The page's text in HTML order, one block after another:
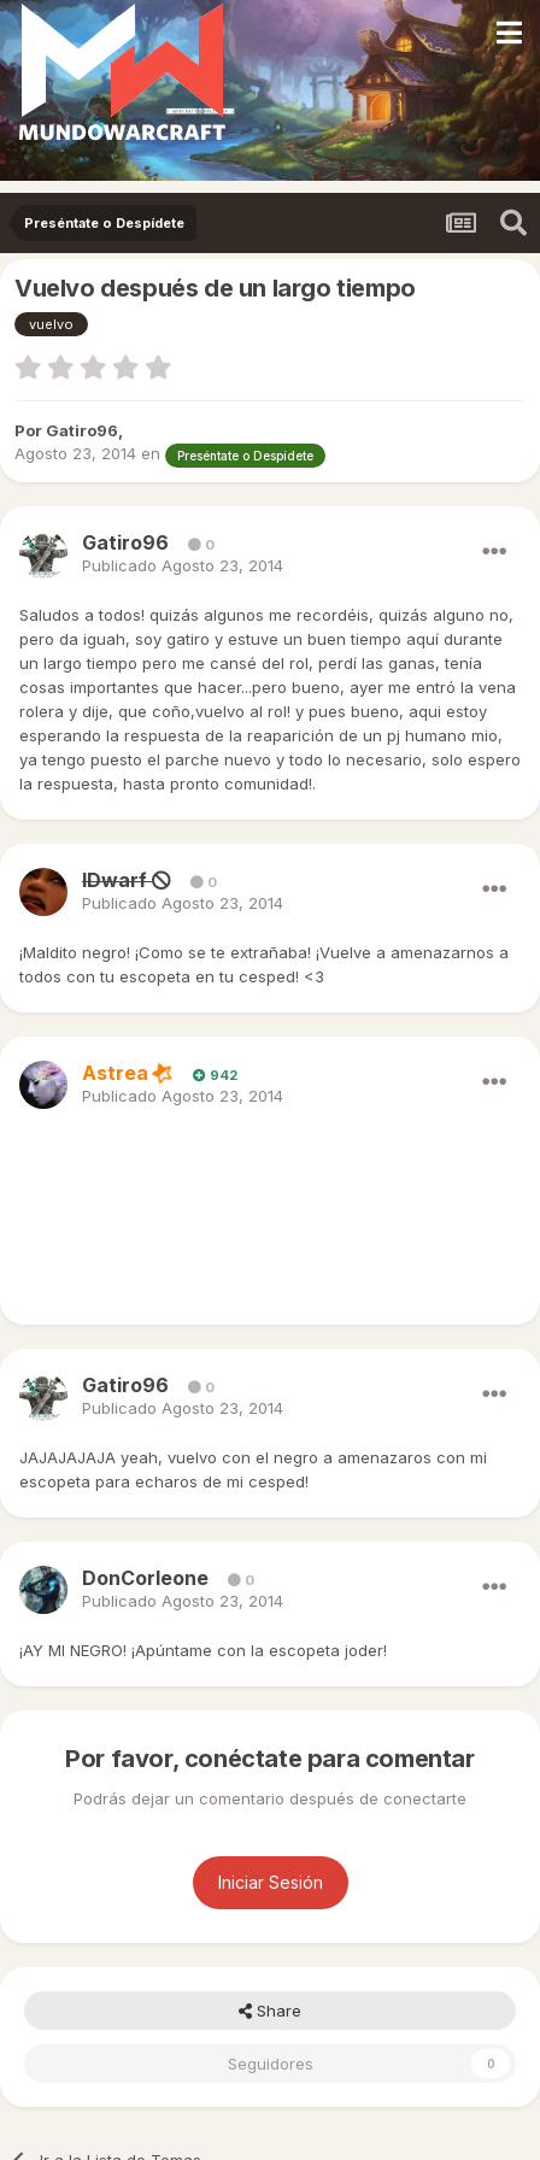
Preséntate o Despídete
Vuelvo después de un largo tiempo
vuelvo
Por Gatiro96,
Agosto 23, 2014 en Preséntate o Despídete
Gatiro96 0
Publicado Agosto 23, 2014
Saludos a todos! quizás algunos me recordéis, quizás alguno no,
pero da iguah, soy gatiro y estuve un buen tiempo aquí durante
un largo tiempo pero me cansé del rol, perdí las ganas, tenía
cosas importantes que hacer...pero bueno, ayer me entró la vena
rolera y dije, que coño,vuelvo al rol! y pues bueno, aqui estoy
esperando la respuesta de la reaparición de un pj humano mio,
ya tengo puesto el parche nuevo y todo lo necesario, solo espero
la respuesta, hasta pronto comunidad!.
IDwarf 0
Publicado Agosto 23, 2014
¡Maldito negro! ¡Como se te extrañaba! ¡Vuelve a amenazarnos a
todos con tu escopeta en tu cesped! <3
Astrea 942
Publicado Agosto 23, 2014
Gatiro96 0
Publicado Agosto 23, 2014
JAJAJAJAJA yeah, vuelvo con el negro a amenazaros con mi
escopeta para echaros de mi cesped!
DonCorleone 0
Publicado Agosto 23, 2014
¡AY MI NEGRO! ¡Apúntame con la escopeta joder!
Por favor, conéctate para comentar
Podrás dejar un comentario después de conectarte
Iniciar Sesión
Share
Seguidores 0